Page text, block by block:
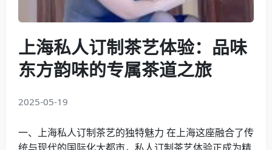
上海私人订制茶艺体验：品味
东方韵味的专属茶道之旅
2025-05-19
一、上海私人订制茶艺的独特魅力 在上海这座融合了传